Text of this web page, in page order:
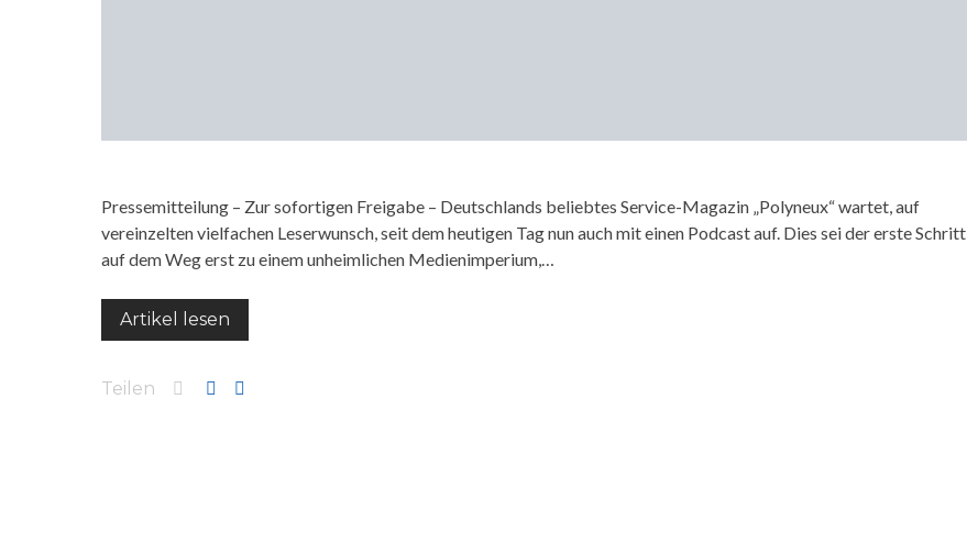
Pressemitteilung – Zur sofortigen Freigabe – Deutschlands beliebtes Service-Magazin „Polyneux“ wartet, auf
vereinzelten vielfachen Leserwunsch, seit dem heutigen Tag nun auch mit einen Podcast auf. Dies sei der erste Schritt
auf dem Weg erst zu einem unheimlichen Medienimperium,…
Artikel lesen
Teilen